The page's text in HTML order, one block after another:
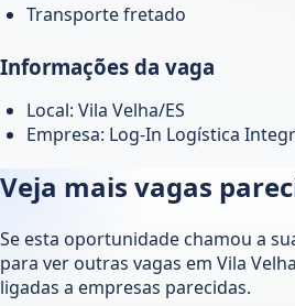
Transporte fretado
Informações da vaga
Local: Vila Velha/ES
Empresa: Log-In Logística
Veja mais vagas
Se esta oportunidade chamou a
para ver outras vagas em Vila Velha
ligadas a empresas parecidas.